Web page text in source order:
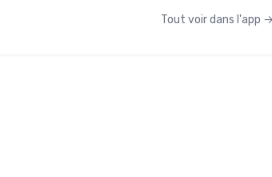
Tout voir dans l'app →